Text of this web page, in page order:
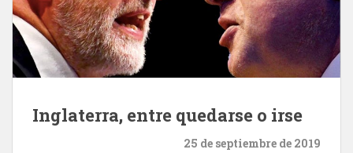
Inglaterra, entre quedarse o irse
25 de septiembre de 2019